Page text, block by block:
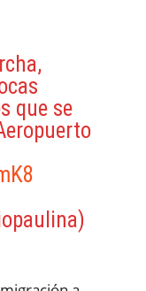
que se